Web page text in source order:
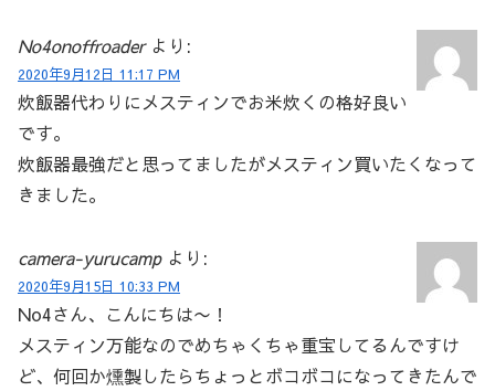
No4onoffroader より:
2020年9月12日 11:17 PM
炊飯器代わりにメスティンでお米炊くの格好良い
です。
炊飯器最強だと思ってましたがメスティン買いたくなって
きました。
camera-yurucamp より:
2020年9月15日 10:33 PM
No4さん、こんにちは〜！
メスティン万能なのでめちゃくちゃ重宝してるんですけ
ど、何回か燻製したらちょっとボコボコになってきたんで